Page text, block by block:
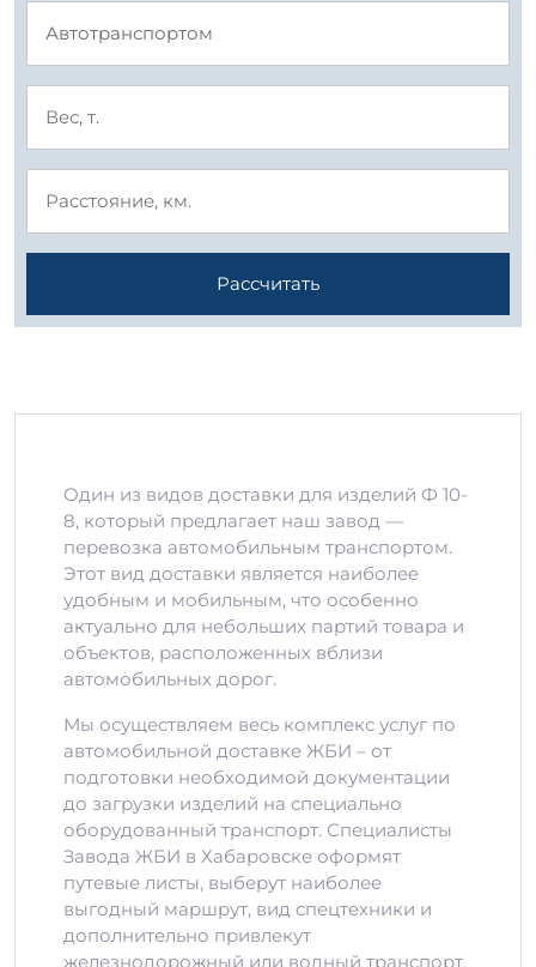
Рассчитать
Один из видов доставки для изделий Ф 10-
8, который предлагает наш завод —
перевозка автомобильным транспортом.
Этот вид доставки является наиболее
удобным и мобильным, что особенно
актуально для небольших партий товара и
объектов, расположенных вблизи
автомобильных дорог.
Мы осуществляем весь комплекс услуг по
автомобильной доставке ЖБИ – от
подготовки необходимой документации
до загрузки изделий на специально
оборудованный транспорт. Специалисты
Завода ЖБИ в Хабаровске оформят
путевые листы, выберут наиболее
выгодный маршрут, вид спецтехники и
дополнительно привлекут
железнодорожный или водный транспорт,